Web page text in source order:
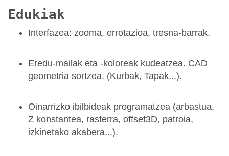
Edukiak
Interfazea: zooma, errotazioa, tresna-barrak.
Eredu-mailak eta -koloreak kudeatzea. CAD
geometria sortzea. (Kurbak, Tapak...).
Oinarrizko ibilbideak programatzea (arbastua,
Z konstantea, rasterra, offset3D, patroia,
izkinetako akabera...).